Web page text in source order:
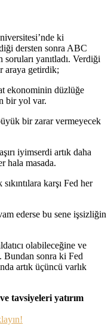
ki
dersten sonra ABC
soruları yanıtladı. Verdiği
araya getirdik;
ekonominin düzlüğe
bir yol var.
bir zarar vermeyecek
iyimserdi artık daha
hala masada.
karşı Fed her
ederse bu sene işsizliğin
olabileceğine ve
Bundan sonra ki Fed
artık üçüncü varlık
tavsiyeleri yatırım